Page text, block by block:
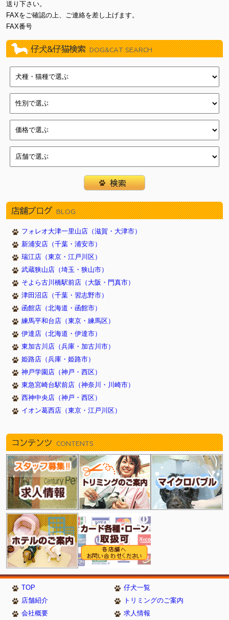
送り下さい。
FAXをご確認の上、ご連絡を差し上げます。
FAX番号
仔犬&仔猫検索 DOG&CAT SEARCH
店舗ブログ BLOG
フォレオ大津一里山店（滋賀・大津市）
新浦安店（千葉・浦安市）
瑞江店（東京・江戸川区）
武蔵狭山店（埼玉・狭山市）
そよら古川橋駅前店（大阪・門真市）
津田沼店（千葉・習志野市）
函館店（北海道・函館市）
練馬平和台店（東京・練馬区）
伊達店（北海道・伊達市）
東加古川店（兵庫・加古川市）
姫路店（兵庫・姫路市）
神戸学園店（神戸・西区）
東急宮崎台駅前店（神奈川・川崎市）
西神中央店（神戸・西区）
イオン葛西店（東京・江戸川区）
コンテンツ CONTENTS
TOP
仔犬一覧
店舗紹介
トリミングのご案内
会社概要
求人情報